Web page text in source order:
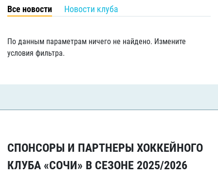
Все новости Новости клуба
По данным параметрам ничего не найдено. Измените
условия фильтра.
СПОНСОРЫ И ПАРТНЕРЫ ХОККЕЙНОГО
КЛУБА «СОЧИ» В СЕЗОНЕ 2025/2026